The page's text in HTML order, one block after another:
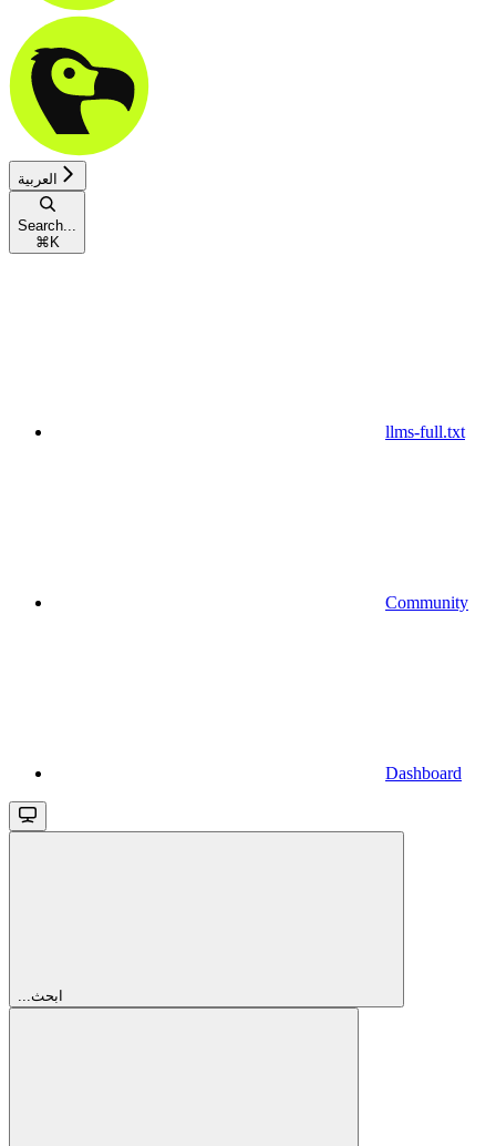
العربية
Search...
⌘ K
llms-full.txt
Community
Dashboard
...ابحث